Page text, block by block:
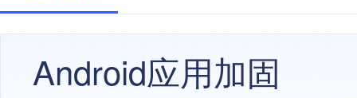
Android应用加固